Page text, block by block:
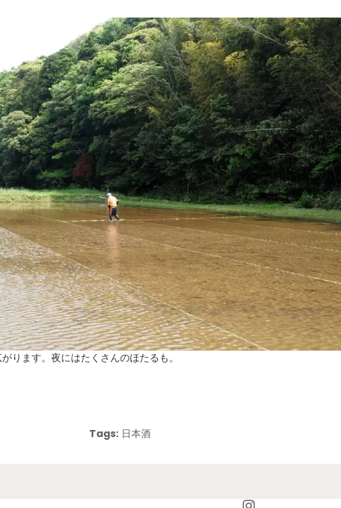
ります。夜にはたくさんのほたるも。
Tags: 日本酒